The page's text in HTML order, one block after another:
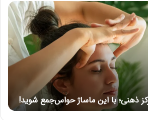
ماساژ لب بعد از تزریق ژل